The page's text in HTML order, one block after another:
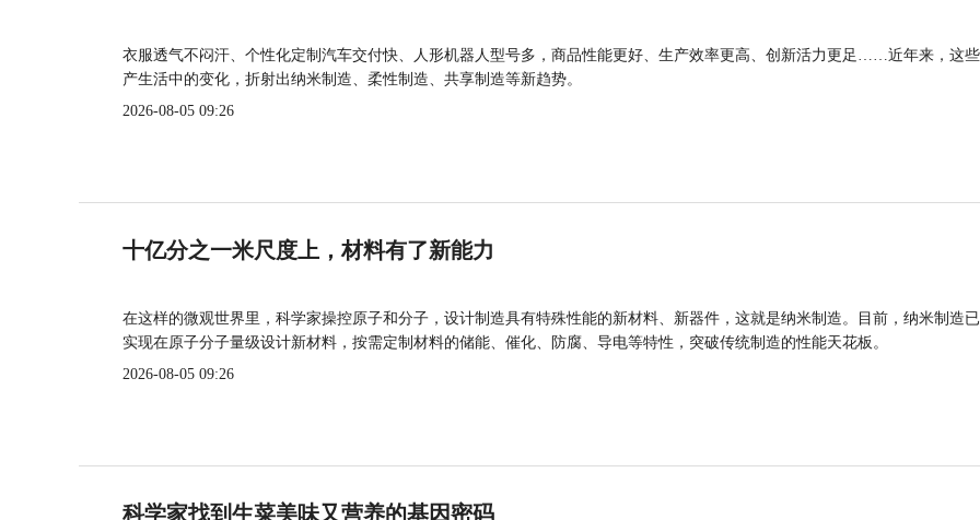
衣服透气不闷汗、个性化定制汽车交付快、人形机器人型号多，商品性能更好、生产效率更高、创新活力更足……近年来，这
产生活中的变化，折射出纳米制造、柔性制造、共享制造等新趋势。
2026-08-05 09:26
十亿分之一米尺度上，材料有了新能力
在这样的微观世界里，科学家操控原子和分子，设计制造具有特殊性能的新材料、新器件，这就是纳米制造。目前，纳米制造
实现在原子分子量级设计新材料，按需定制材料的储能、催化、防腐、导电等特性，突破传统制造的性能天花板。
2026-08-05 09:26
科学家找到生菜美味又营养的基因密码